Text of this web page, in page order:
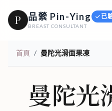
P 品縈 Pin-Ying 已
BREAST CONSULTANT
首頁 / 曼陀光滑面果凍
曼陀光